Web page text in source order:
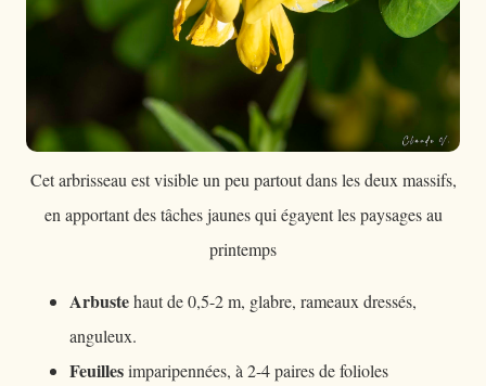
Cet arbrisseau est visible un peu partout dans les deux massifs,
en apportant des tâches jaunes qui égayent les paysages au
printemps
Arbustehaut de 0,5-2 m, glabre, rameaux dressés,
anguleux.
Feuillesimparipennées, à 2-4 paires de folioles